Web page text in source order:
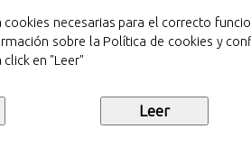
cookies necesarias para el correcto
sobre la Política de cookies y
click en "Leer"Verificación de documentos